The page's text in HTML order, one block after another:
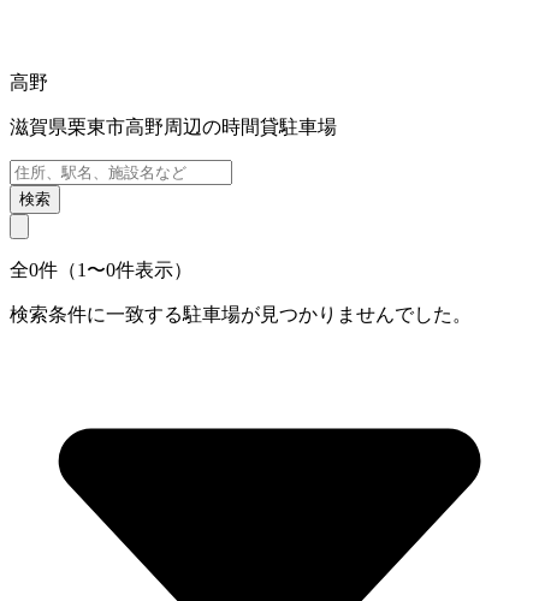
高野
滋賀県栗東市高野周辺の時間貸駐車場
検索
全0件（1〜0件表示）
検索条件に一致する駐車場が見つかりませんでした。